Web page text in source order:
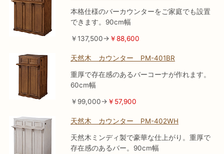
本格仕様のバーカウンターをご家庭でも設置
できます。90cm幅
￥137,500→ ￥88,600
天然木 カウンター PM-401BR
重厚で存在感のあるバーコーナが作れます。
60cm幅
￥99,000→ ￥57,900
天然木 カウンター PM-402WH
天然木ミンディ製で豪華な仕上がり。重厚で
存在感のあるバー。90cm幅